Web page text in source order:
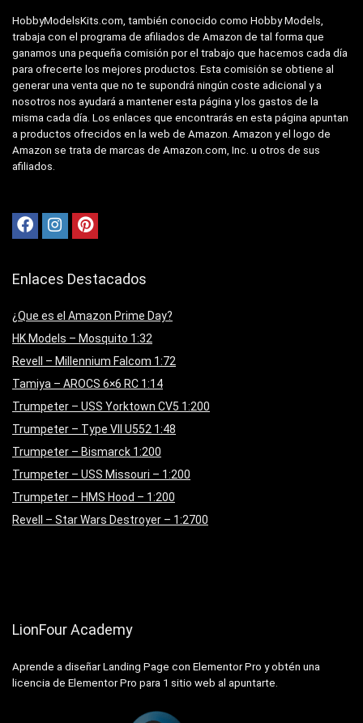
HobbyModelsKits.com, también conocido como Hobby Models,
trabaja con el programa de afiliados de Amazon de tal forma que
ganamos una pequeña comisión por el trabajo que hacemos cada día
para ofrecerte los mejores productos. Esta comisión se obtiene al
generar una venta que no te supondrá ningún coste adicional y a
nosotros nos ayudará a mantener esta página y los gastos de la
misma cada día. Los enlaces que encontrarás en esta página apuntan
a productos ofrecidos en la web de Amazon. Amazon y el logo de
Amazon se trata de marcas de Amazon.com, Inc. u otros de sus
afiliados.
Enlaces Destacados
¿Que es el Amazon Prime Day?
HK Models – Mosquito 1:32
Revell – Millennium Falcom 1:72
Tamiya – AROCS 6×6 RC 1:14
Trumpeter – USS Yorktown CV5 1:200
Trumpeter – Type VII U552 1:48
Trumpeter – Bismarck 1:200
Trumpeter – USS Missouri – 1:200
Trumpeter – HMS Hood – 1:200
Revell – Star Wars Destroyer – 1:2700
LionFour Academy
Aprende a diseñar Landing Page con Elementor Pro y obtén una
licencia de Elementor Pro para 1 sitio web al apuntarte.